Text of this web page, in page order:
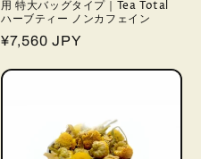
用 特大バッグタイプ｜Tea Total
ハーブティー ノンカフェイン
通
価
¥7,560 JPY